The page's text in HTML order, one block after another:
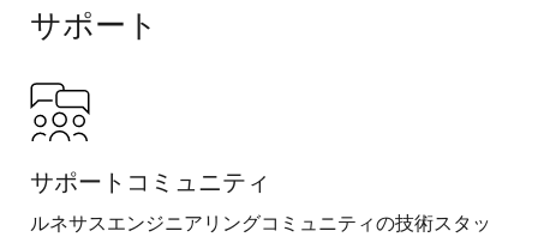
サポート
サポートコミュニティ
ルネサスエンジニアリングコミュニティの技術スタッ